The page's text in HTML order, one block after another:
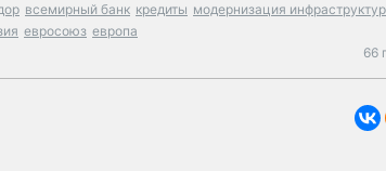
всемирный банк кредиты модернизация
евросоюз европа
66